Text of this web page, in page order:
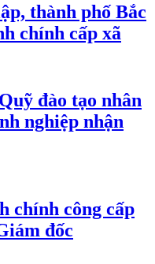
thành phố Bắc
chính cấp xã
đào tạo nhân
nghiệp nhận
chính công cấp
đốc